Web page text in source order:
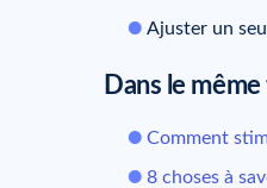
Ajuster un
Dans le
Comment
8 choses à